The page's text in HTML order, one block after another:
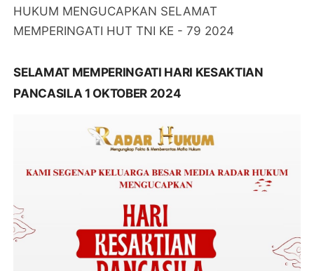
HUKUM MENGUCAPKAN SELAMAT
MEMPERINGATI HUT TNI KE - 79 2024
SELAMAT MEMPERINGATI HARI KESAKTIAN
PANCASILA 1 OKTOBER 2024